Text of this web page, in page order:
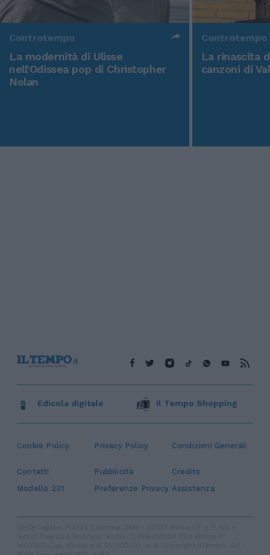
Controtempo
La modernità di Ulisse
nell'Odissea pop di Christopher
Nolan
Controtempo
La rinascita
canzoni di
Cookie Policy Privacy Policy Condizioni Generali
Contatti Pubblicità
Credits
Modello 231
Preferenze Privacy Assistenza
Edicola digitale Il Tempo Shopping